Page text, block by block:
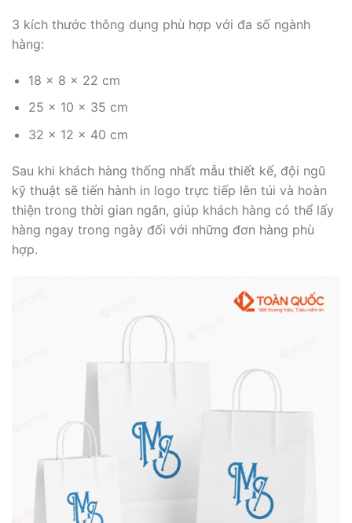
3 kích thước thông dụng phù hợp với đa số ngành
hàng:
18 × 8 × 22 cm
25 × 10 × 35 cm
32 × 12 × 40 cm
Sau khi khách hàng thống nhất mẫu thiết kế, đội ngũ
kỹ thuật sẽ tiến hành in logo trực tiếp lên túi và hoàn
thiện trong thời gian ngắn, giúp khách hàng có thể lấy
hàng ngay trong ngày đối với những đơn hàng phù
hợp.